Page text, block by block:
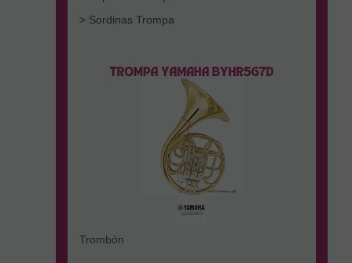
> Sordinas Trompa
Trombón